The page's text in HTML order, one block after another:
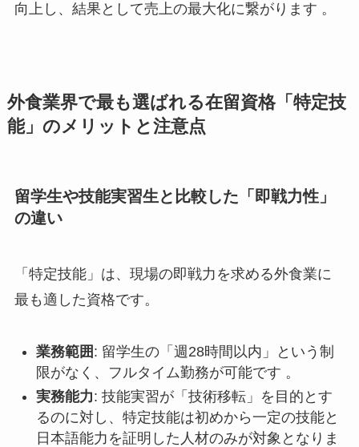
向上し、結果として売上の最大化に繋がります 。
外食業界で最も選ばれる在留資格「特定技
能」のメリットと注意点
留学生や技能実習生と比較した「即戦力性」
の違い
「特定技能」は、現場の即戦力を求める外食業に
最も適した資格です。
業務範囲 : 留学生の「週28時間以内」という制
限がなく、フルタイム勤務が可能です 。
実務能力: 技能実習が「技術移転」を目的とす
るのに対し、特定技能は初めから一定の技能と
日本語能力を証明した人材のみが対象となりま